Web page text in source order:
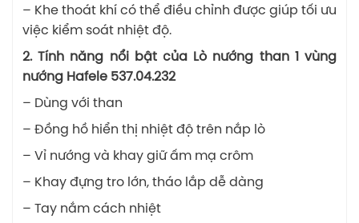
– Khe thoát khí có thể điều chỉnh được giúp tối ưu
việc kiểm soát nhiệt độ.
2. Tính năng nổi bật của Lò nướng than 1 vùng
nướng Hafele 537.04.232
– Dùng với than
– Đồng hồ hiển thị nhiệt độ trên nắp lò
– Vỉ nướng và khay giữ ấm mạ crôm
– Khay đựng tro lớn, tháo lắp dễ dàng
– Tay nắm cách nhiệt